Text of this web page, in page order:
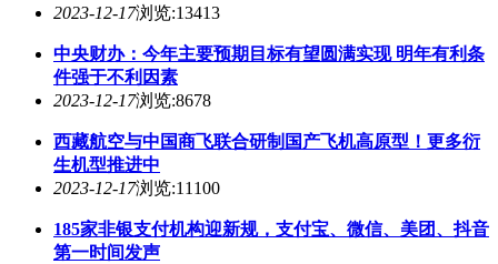
2023-12-17浏览:13413
中央财办：今年主要预期目标有望圆满实现 明年有利条
件强于不利因素
2023-12-17浏览:8678
西藏航空与中国商飞联合研制国产飞机高原型！更多衍
生机型推进中
2023-12-17浏览:11100
185家非银支付机构迎新规，支付宝、微信、美团、抖音
第一时间发声